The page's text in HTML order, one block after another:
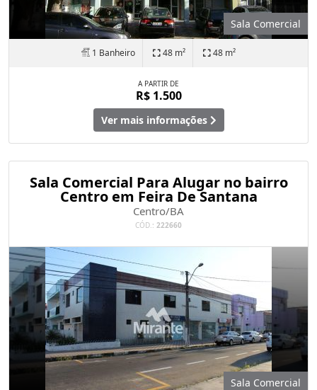
Sala Comercial
1 Banheiro 48 m² 48 m²
A PARTIR DE
R$ 1.500
Ver mais informações
Sala Comercial Para Alugar no bairro
Centro em Feira De Santana
Centro/BA
CÓD.: 222660
Sala Comercial